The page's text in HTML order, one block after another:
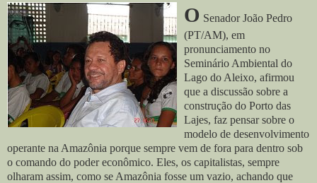
O Senador João Pedro
(PT/AM), em
pronunciamento no
Seminário Ambiental do
Lago do Aleixo, afirmou
que a discussão sobre a
construção do Porto das
Lajes, faz pensar sobre o
modelo de desenvolvimento
operante na Amazônia porque sempre vem de fora para dentro sob
o comando do poder econômico. Eles, os capitalistas, sempre
olharam assim, como se Amazônia fosse um vazio, achando que